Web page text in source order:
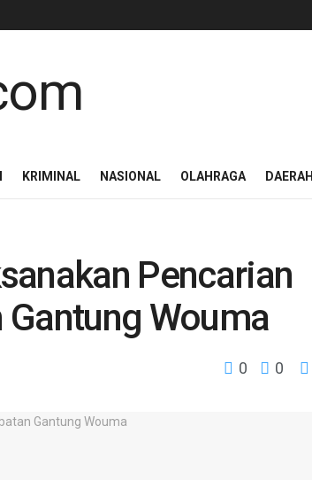
KRIMINAL NASIONAL OLAHRAGA DAERAH
Pencarian
Wouma
0 0